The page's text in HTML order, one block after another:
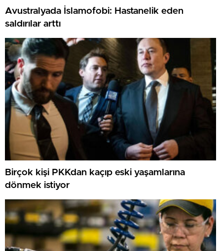
Avustralyada İslamofobi: Hastanelik eden
saldırılar arttı
Birçok kişi PKKdan kaçıp eski yaşamlarına
dönmek istiyor